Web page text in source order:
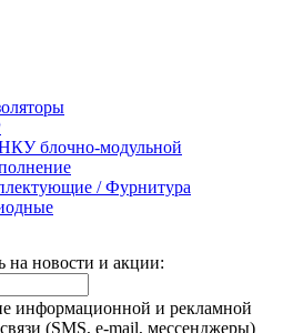
блочно-модульной
/ Фурнитура
на новости и акции:
информационной и рекламной
(SMS, e-mail, мессенджеры)